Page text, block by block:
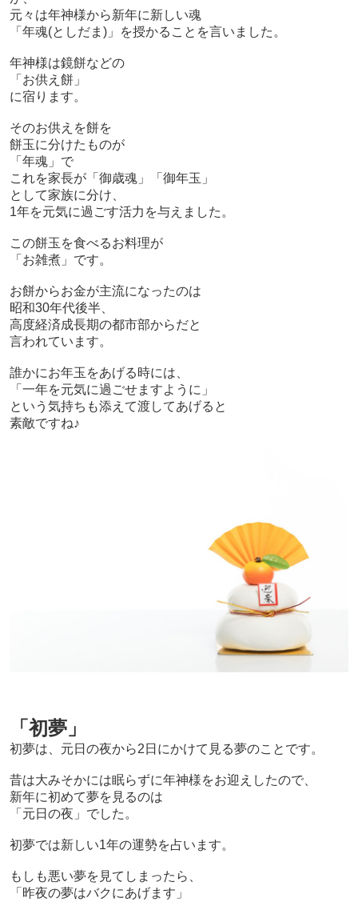
元々は年神様から新年に新しい魂
「年魂(としだま)」を授かることを言いました。
年神様は鏡餅などの
「お供え餅」
に宿ります。
そのお供えを餅を
餅玉に分けたものが
「年魂」で
これを家長が「御歳魂」「御年玉」
として家族に分け、
1年を元気に過ごす活力を与えました。
この餅玉を食べるお料理が
「お雑煮」です。
お餅からお金が主流になったのは
昭和30年代後半、
高度経済成長期の都市部からだと
言われています。
誰かにお年玉をあげる時には、
「一年を元気に過ごせますように」
という気持ちも添えて渡してあげると
素敵ですね♪
「初夢」
初夢は、元日の夜から2日にかけて見る夢のことです。
昔は大みそかには眠らずに年神様をお迎えしたので、
新年に初めて夢を見るのは
「元日の夜」でした。
初夢では新しい1年の運勢を占います。
もしも悪い夢を見てしまったら、
「昨夜の夢はバクにあげます」